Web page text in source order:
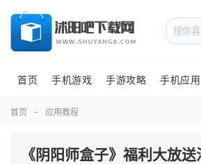
首页 手机游戏 手游攻略 手机应用
首页 应用教程
《阴阳师盒子》福利大放